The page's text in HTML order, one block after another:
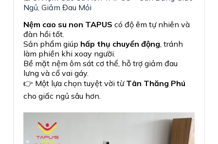
Ngủ, Giảm Đau Mỏi
Nệm cao su non TAPUS có độ êm tự nhiên và
đàn hồi tốt.
Sản phẩm giúp hấp thụ chuyển động, tránh
làm phiền khi xoay người.
Bề mặt nệm ôm sát cơ thể, hỗ trợ giảm đau
lưng và cổ vai gáy.
👉 Một lựa chọn tuyệt vời từ Tân Thăng Phú
cho giấc ngủ sâu hơn.